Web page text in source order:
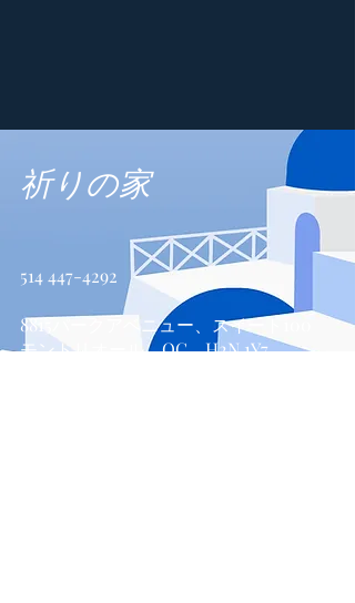
祈りの家
514 447-4292
8815パークアベニュー、スイート100
モントリオール、QC、H2N 1Y7